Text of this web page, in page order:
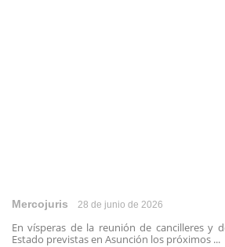
Mercojuris 28 de junio de 2026
En vísperas de la reunión de cancilleres y
Estado previstas en Asunción los próximos ...